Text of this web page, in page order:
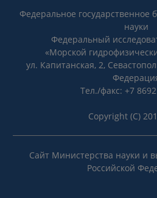
Федеральное государственное
науки
Федеральный
«Морской
ул. Капитанская, 2,
Тел./факс: +7
Copyright (C)
Сайт Министерства науки и
Российской